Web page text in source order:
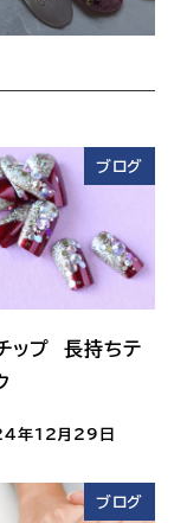
ブログ
ップ 長持ちテ
年12月29日
ブログ